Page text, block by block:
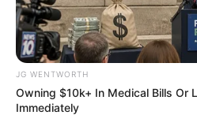
เรื่องอื่นๆ ที่น่าสนใจ
JG WENTWORTH
Owning $10k+ In Medical Bills Or
Immediately